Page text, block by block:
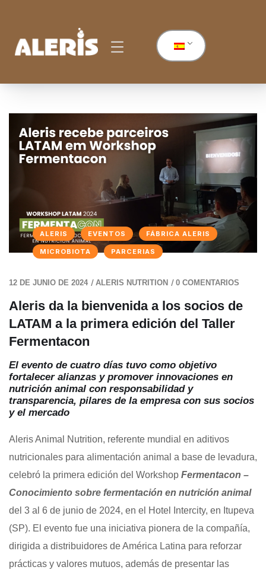
ALERIS EVENTOS FÁBRICA ALERIS
MICROBIOTA PARCERIAS
12 DE JUNIO DE 2024 / ALERIS NUTRITION / 0 COMENTARIOS
Aleris da la bienvenida a los socios de
LATAM a la primera edición del Taller
Fermentacon
El evento de cuatro días tuvo como objetivo
fortalecer alianzas y promover innovaciones en
nutrición animal con responsabilidad y
transparencia, pilares de la empresa con sus socios
y el mercado
Aleris Animal Nutrition, referente mundial en aditivos
nutricionales para alimentación animal a base de levadura,
celebró la primera edición del Workshop Fermentacon –
Conocimiento sobre fermentación en nutrición animal
del 3 al 6 de junio de 2024, en el Hotel Intercity, en Itupeva
(SP). El evento fue una iniciativa pionera de la compañía,
dirigida a distribuidores de América Latina para reforzar
prácticas y valores mutuos, además de presentar las